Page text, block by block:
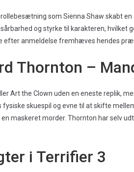
rollebesætning som Sienna Shaw skabt
og styrke til karakteren, hvilket
efter anmeldelse fremhæves hendes
Thornton –
Art the Clown uden en eneste replik,
skuespil og evne til at skifte
maskeret morder. Thornton har selv
i Terrifier 3